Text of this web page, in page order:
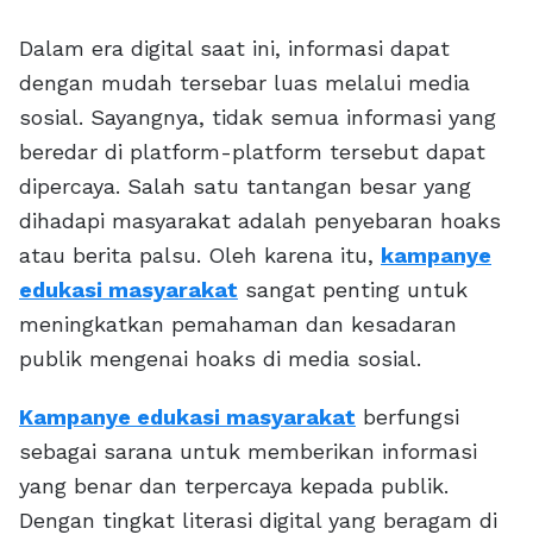
Dalam era digital saat ini, informasi dapat
dengan mudah tersebar luas melalui media
sosial. Sayangnya, tidak semua informasi yang
beredar di platform-platform tersebut dapat
dipercaya. Salah satu tantangan besar yang
dihadapi masyarakat adalah penyebaran hoaks
atau berita palsu. Oleh karena itu, kampanye
edukasi masyarakat sangat penting untuk
meningkatkan pemahaman dan kesadaran
publik mengenai hoaks di media sosial.
Kampanye edukasi masyarakat berfungsi
sebagai sarana untuk memberikan informasi
yang benar dan terpercaya kepada publik.
Dengan tingkat literasi digital yang beragam di